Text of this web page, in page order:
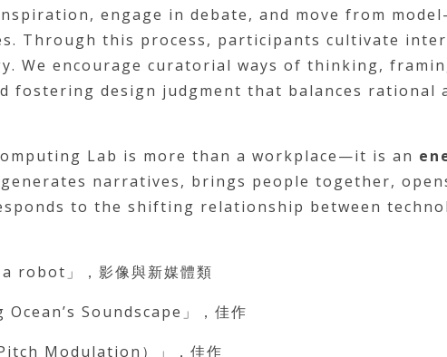
engage in debate, and move from
Through this process, participants cultivate
We encourage curatorial ways of thinking,
fostering design judgment that balances rational
Lab is more than a workplace—it is an
narratives, brings people together,
to the shifting relationship between
robot」，影像與新媒體類
Soundscape」，佳作
Pitch Modulation）」，佳作